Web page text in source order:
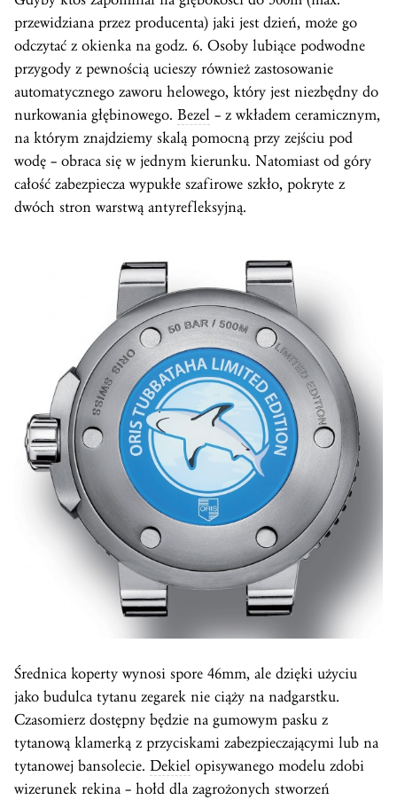
przewidziana przez producenta) jaki jest dzień, może go
odczytać z okienka na godz. 6. Osoby lubiące podwodne
przygody z pewnością ucieszy również zastosowanie
automatycznego zaworu helowego, który jest niezbędny do
nurkowania głębinowego. Bezel – z wkładem ceramicznym,
na którym znajdziemy skalą pomocną przy zejściu pod
wodę – obraca się w jednym kierunku. Natomiast od góry
całość zabezpiecza wypukłe szafirowe szkło, pokryte z
dwóch stron warstwą antyrefleksyjną.
Średnica koperty wynosi spore 46mm, ale dzięki użyciu
jako budulca tytanu zegarek nie ciąży na nadgarstku.
Czasomierz dostępny będzie na gumowym pasku z
tytanową klamerką z przyciskami zabezpieczającymi lub na
tytanowej bansolecie. Dekiel opisywanego modelu zdobi
wizerunek rekina – hołd dla zagrożonych stworzeń